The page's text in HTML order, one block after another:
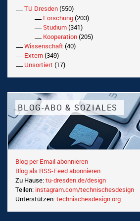
TU Dresden(550)
Forschung(203)
Studium(341)
Kooperation(205)
Wissenschaft (40)
Extern(349)
Unsortiert (17)
BLOG-ABO & SOZIALES
Blog per Email abonnieren
Blog als RSS-Feed abonnieren
Zu Hause:tu-dresden.de/design
Teilen: instagram.com/technischesdesign
Unterstützen:technischesdesign.org